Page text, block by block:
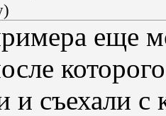
)
еще
и съехали с